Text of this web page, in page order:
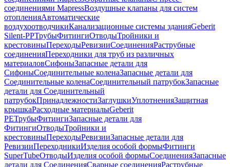
соединениями MapressВоздушные клапаны для систем
отопленияАвтоматические
воздухоотводчикиКанализационные системы зданияGeberit
Silent-PPТрубыФитингиОтводыТройники и
крестовиныПереходыРевизииСоединенияРаструбные
соединенияПереходники для труб из различных
материаловСифоныЗапасные детали для
СифоныСоединительные коленаЗапасные детали для
Соединительные коленаСоединительный патрубокЗапасные
детали для Соединительный
патрубокПринадлежностиЗаглушкиУплотненияЗащитная
крышкаРасходные материалыGeberit
PEТрубыФитингиЗапасные детали для
ФитингиОтводыТройники и
крестовиныПереходыРевизииЗапасные детали для
РевизииПереходникиИзделия особой формыФитинги
SuperTubeОтводыИзделия особой формыСоединенияЗапасные
детали для СоединенияСварные соединенияРаструбные